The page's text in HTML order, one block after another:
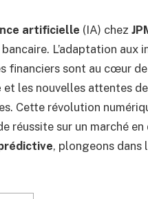
artificielle (IA) chez
L’adaptation
financiers sont au cœur
et les nouvelles attentes
Cette révolution
réussite sur un marché
, plongeons dans